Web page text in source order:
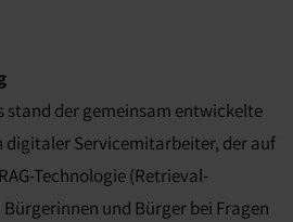
stand der gemeinsam entwickelte
digitaler Servicemitarbeiter, der auf
Technologie (Retrieval-
und Bürger bei Fragen